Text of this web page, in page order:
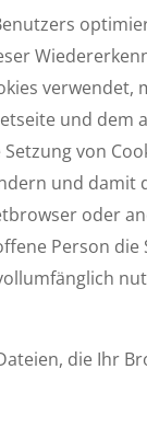
verwendet,
und dem
von
und damit
oder
Person die
die Ihr